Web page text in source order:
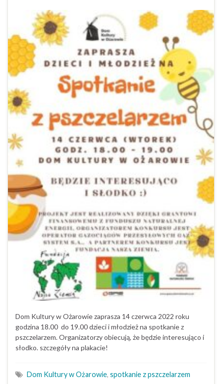
Dom Kultury w Ożarowie zaprasza 14 czerwca 2022 roku
godzina 18.00 do 19.00 dzieci i młodzież na spotkanie z
pszczelarzem. Organizatorzy obiecują, że będzie interesująco i
słodko. szczegóły na plakacie!
Dom Kultury w Ożarowie, spotkanie z pszczelarzem